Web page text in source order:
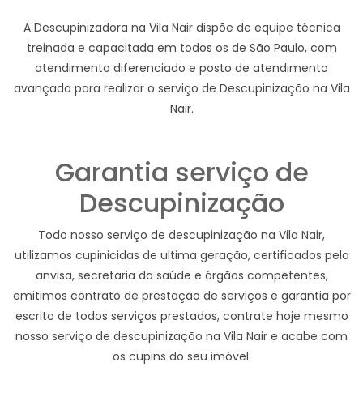
A Descupinizadora na Vila Nair dispõe de equipe técnica
treinada e capacitada em todos os de São Paulo, com
atendimento diferenciado e posto de atendimento
avançado para realizar o serviço de Descupinização na Vila
Nair.
Garantia serviço de
Descupinização
Todo nosso serviço de descupinização na Vila Nair,
utilizamos cupinicidas de ultima geração, certificados pela
anvisa, secretaria da saúde e órgãos competentes,
emitimos contrato de prestação de serviços e garantia por
escrito de todos serviços prestados, contrate hoje mesmo
nosso serviço de descupinização na Vila Nair e acabe com
os cupins do seu imóvel.